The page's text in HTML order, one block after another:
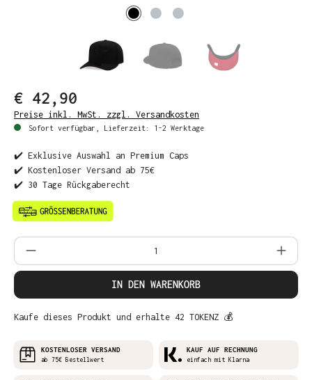
€ 42,90
Preise inkl. MwSt. zzgl. Versandkosten
Sofort verfügbar, Lieferzeit: 1-2 Werktage
✔️ Exklusive Auswahl an Premium Caps
✔️ Kostenloser Versand ab 75€
✔️ 30 Tage Rückgaberecht
Produkt Anzahl: Gib den gewünschten
IN DEN WARENKORB
Kaufe dieses Produkt und erhalte 42 TOKENZ 💰
KOSTENLOSER VERSAND
ab 75€ Bestellwert
KAUF AUF RECHNUNG
einfach mit Klarna